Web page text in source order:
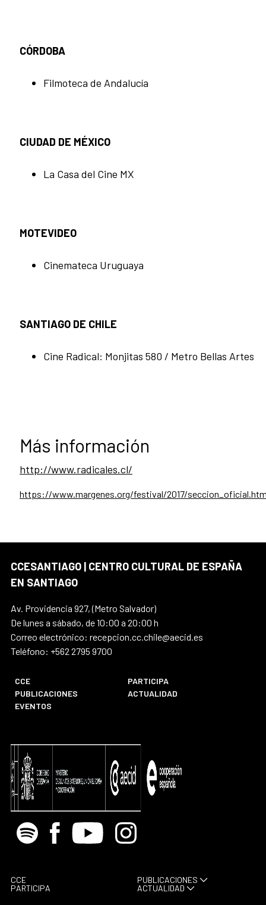
CÓRDOBA
Filmoteca de Andalucía
CIUDAD DE MÉXICO
La Casa del Cine MX
MOTEVIDEO
Cinemateca Uruguaya
SANTIAGO DE CHILE
Cine Radical: Monjitas 580 / Metro Bellas Artes
Más información
http://www.radicales.cl/
https://www.margenes.org/festival/2017/
CCESANTIAGO | CENTRO CULTURAL DE ESPAÑA
EN SANTIAGO
Av. Providencia 927, (Metro Salvador)
De lunes a sábado, de 10:00 a 20:00 h
Correo electrónico: recepcion.cc.chile@aecid.es
Teléfono: +562 2795 9700
CCE
PARTICIPA
PUBLICACIONES
ACTUALIDAD
EVENTOS
Spotify Facebook
Youtube Instagram
CCE
PARTICIPA
PUBLICACIONES
ACTUALIDAD